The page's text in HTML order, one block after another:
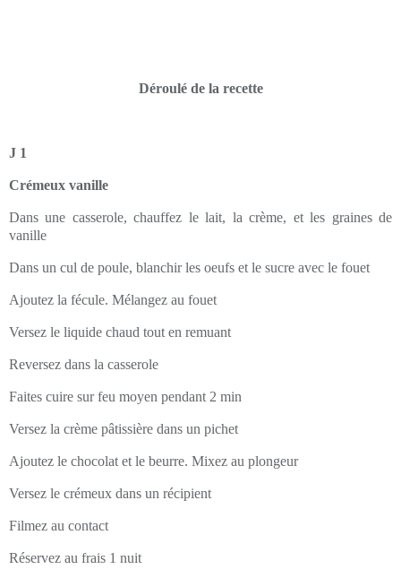
Déroulé de la recette
J 1
Crémeux vanille
Dans une casserole, chauffez le lait, la crème, et les graines de
vanille
Dans un cul de poule, blanchir les oeufs et le sucre avec le fouet
Ajoutez la fécule. Mélangez au fouet
Versez le liquide chaud tout en remuant
Reversez dans la casserole
Faites cuire sur feu moyen pendant 2 min
Versez la crème pâtissière dans un pichet
Ajoutez le chocolat et le beurre. Mixez au plongeur
Versez le crémeux dans un récipient
Filmez au contact
Réservez au frais 1 nuit